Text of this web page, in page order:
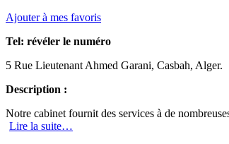
Ajouter à mes favoris
Tel: révéler le numéro
5 Rue Lieutenant Ahmed Garani, Casbah, Alger.
Description :
Notre cabinet fournit des services à de
Lire la suite…